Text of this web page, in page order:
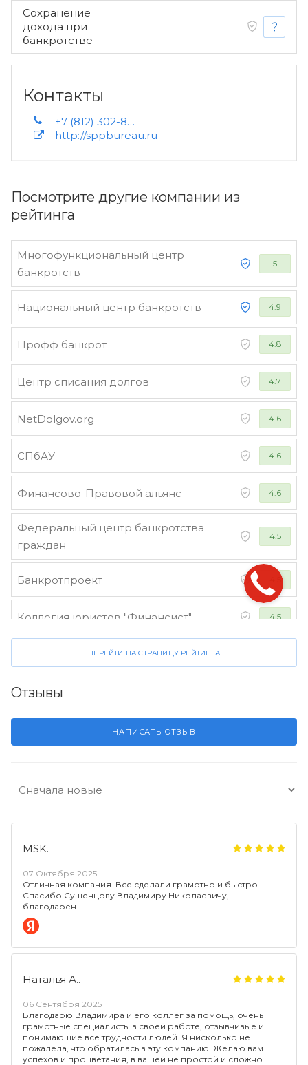
Посмотрите другие компании из
рейтинга
Многофункциональный центр
банкротств
5
Национальный центр банкротств 4.9
Профф банкрот 4.8
Центр списания долгов 4.7
NetDolgov.org 4.6
СПбАУ 4.6
Финансово-Правовой альянс 4.6
Федеральный центр банкротства
граждан
4.5
Банкротпроект
Коллегия юристов "Финансист" 4.5
ПЕРЕЙТИ НА СТРАНИЦУ РЕЙТИНГА
Отзывы
НАПИСАТЬ ОТЗЫВ
MSK.
07 Октября 2025
Отличная компания. Все сделали грамотно и быстро.
Спасибо Сушенцову Владимиру Николаевичу,
благодарен.
Наталья А..
06 Сентября 2025
Благодарю Владимира и его коллег за помощь, очень
грамотные специалисты в своей работе, отзывчивые и
понимающие все трудности людей. Я нисколько не
пожалела, что обратилась в эту компанию. Желаю вам
успехов и процветания, в вашей не простой и сложно
Сохранение
дохода при
банкротстве
—
Контакты
+7 (812) 302-88-02
http://sppbureau.ru